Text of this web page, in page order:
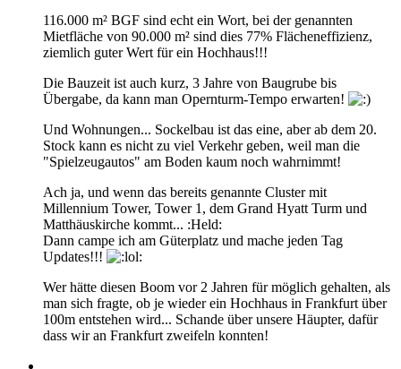
116.000 m² BGF sind echt ein Wort, bei der genannten
Mietfläche von 90.000 m² sind dies 77% Flächeneffizienz,
ziemlich guter Wert für ein Hochhaus!!!
Die Bauzeit ist auch kurz, 3 Jahre von Baugrube bis
Übergabe, da kann man Opernturm-Tempo erwarten!
Und Wohnungen... Sockelbau ist das eine, aber ab dem 20.
Stock kann es nicht zu viel Verkehr geben, weil man die
"Spielzeugautos" am Boden kaum noch wahrnimmt!
Ach ja, und wenn das bereits genannte Cluster mit
Millennium Tower, Tower 1, dem Grand Hyatt Turm und
Matthäuskirche kommt... :Held:
Dann campe ich am Güterplatz und mache jeden Tag
Updates!!!
Wer hätte diesen Boom vor 2 Jahren für möglich gehalten, als
man sich fragte, ob je wieder ein Hochhaus in Frankfurt über
100m entstehen wird... Schande über unsere Häupter, dafür
dass wir an Frankfurt zweifeln konnten!